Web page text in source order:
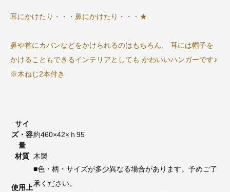
耳にかけたり・・・鼻にかけたり・・・★
鼻や首にカバンなどをかけられるのはもちろん、 耳には帽子を
かけることもできるインテリアとしても かわいいハンガーです♪
※木ねじ2本付き
サイ
ズ・容
量
約460×42×ｈ95
材質 木製
使用上
■色・柄・サイズが多少異なる場合があります。予めご了
承ください。